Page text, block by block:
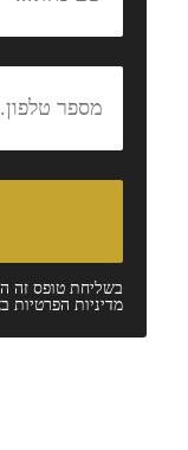
בשליחת טופס זה
מדיניות הפרטיות